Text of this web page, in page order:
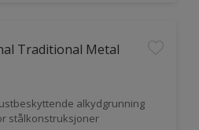
Traditional Metal
alkydgrunning
stålkonstruksjoner